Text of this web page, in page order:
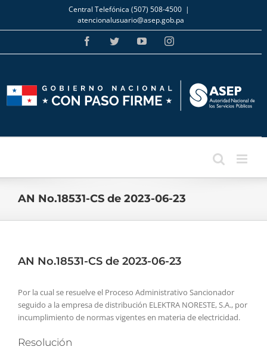
Skip
to
content
Central Telefónica (507) 508-4500 |
atencionalusuario@asep.gob.pa
FacebookTwitterYouTubeInstagram
AN No.18531-CS de 2023-06-23
AN No.18531-CS de 2023-06-23
Por la cual se resuelve el Proceso Administrativo Sancionador
seguido a la empresa de distribución ELEKTRA NORESTE, S.A., por
incumplimiento de normas vigentes en materia de electricidad.
Resolución